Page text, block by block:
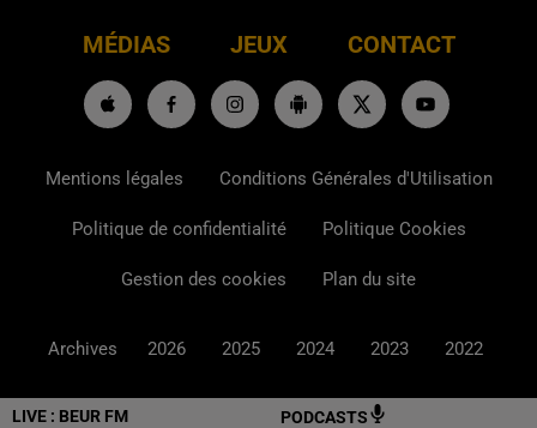
LIVE : BEUR FM PODCASTS
MÉDIAS JEUX CONTACT
Mentions légales Conditions Générales d'Utilisation
Politique de confidentialité Politique Cookies
Gestion des cookies Plan du site
Archives 2026 2025 2024 2023 2022